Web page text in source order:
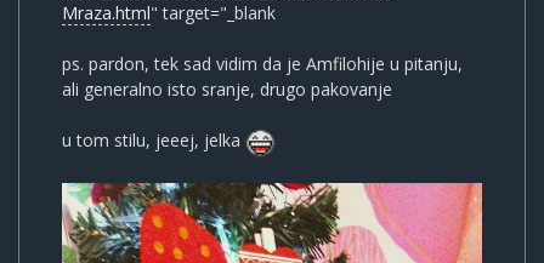
Mraza.html" target="_blank
ps. pardon, tek sad vidim da je Amfilohije u pitanju,
ali generalno isto sranje, drugo pakovanje
u tom stilu, jeeej, jelka